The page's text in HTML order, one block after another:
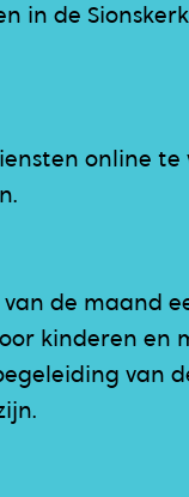
in de
online te
de maand
kinderen en
van